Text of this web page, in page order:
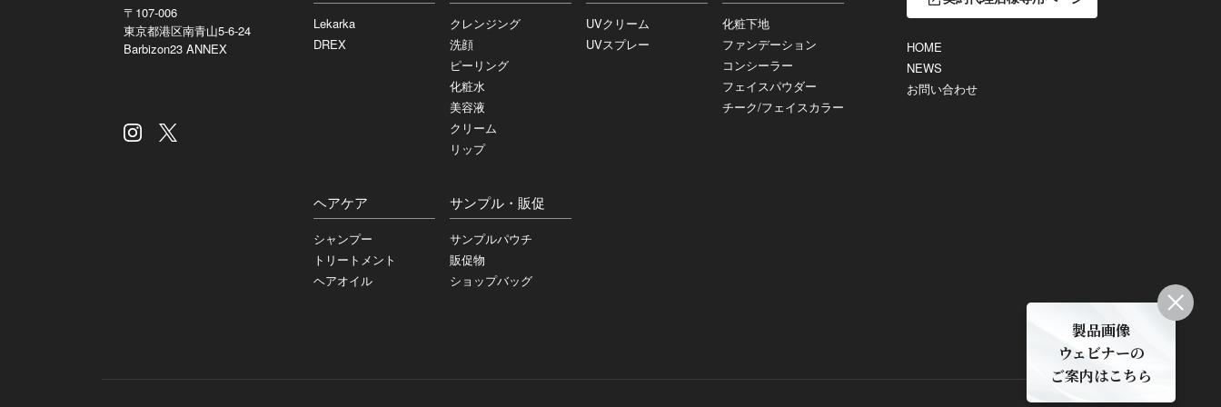
製品画像
ウェビナーの
ご案内はこちら
〒107-006
東京都港区南青山5-6-24
Barbizon23 ANNEX
Lekarka
DREX
クレンジング
洗顔
ピーリング
化粧水
美容液
クリーム
リップ
UVクリーム
UVスプレー
化粧下地
ファンデーション
コンシーラー
フェイスパウダー
チーク/フェイスカラー
ヘアケア
シャンプー
トリートメント
ヘアオイル
サンプル・販促
サンプルパウチ
販促物
ショップバッグ
HOME
NEWS
お問い合わせ